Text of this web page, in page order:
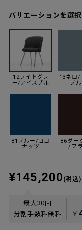
バリエーションを選
12ライトグレ
ー/アイスブル
81ブルー/ココ
ナッツ
13ネロ/
ブル
86ダー
ー/ブ
¥145,200 (税込)
最大30回
分割手数料無料
￥